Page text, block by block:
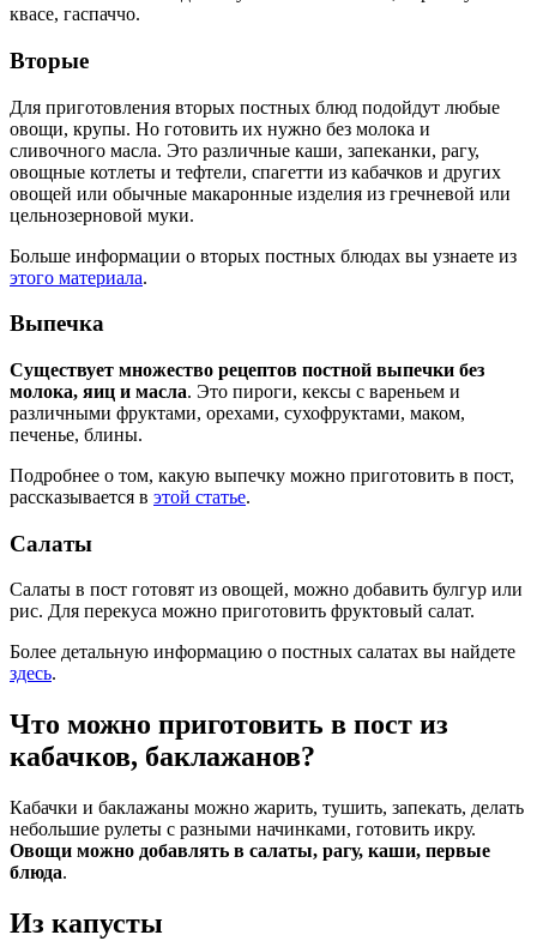
квасе, гаспаччо.
Вторые
Для приготовления вторых постных блюд подойдут любые
овощи, крупы. Но готовить их нужно без молока и
сливочного масла. Это различные каши, запеканки, рагу,
овощные котлеты и тефтели, спагетти из кабачков и других
овощей или обычные макаронные изделия из гречневой или
цельнозерновой муки.
Больше информации о вторых постных блюдах вы узнаете из
этого материала.
Выпечка
Существует множество рецептов постной выпечки без
молока, яиц и масла. Это пироги, кексы с вареньем и
различными фруктами, орехами, сухофруктами, маком,
печенье, блины.
Подробнее о том, какую выпечку можно приготовить в пост,
рассказывается в этой статье.
Салаты
Салаты в пост готовят из овощей, можно добавить булгур или
рис. Для перекуса можно приготовить фруктовый салат.
Более детальную информацию о постных салатах вы найдете
здесь.
Что можно приготовить в пост из
кабачков, баклажанов?
Кабачки и баклажаны можно жарить, тушить, запекать, делать
небольшие рулеты с разными начинками, готовить икру.
Овощи можно добавлять в салаты, рагу, каши, первые
блюда.
Из капусты